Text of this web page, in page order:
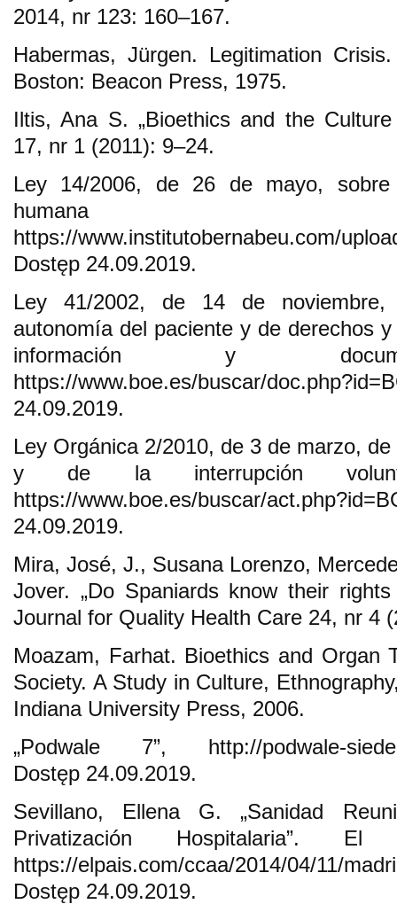
2014, nr 123: 160–167.
Habermas, Jürgen. Legitimation
Boston: Beacon Press, 1975.
Iltis, Ana S. „Bioethics and the
17, nr 1 (2011): 9–24.
Ley 14/2006, de 26 de mayo, sobre
humana
https://www.institutobernabeu.com/
Dostęp 24.09.2019.
Ley 41/2002, de 14 de
autonomía del paciente y de derechos
información y
https://www.boe.es/buscar/
24.09.2019.
Ley Orgánica 2/2010, de 3 de marzo,
y de la interrupción
https://www.boe.es/buscar/
24.09.2019.
Mira, José, J., Susana Lorenzo,
Jover. „Do Spaniards know their
Journal for Quality Health Care 24, nr 4
Moazam, Farhat. Bioethics and Organ
Society. A Study in Culture,
Indiana University Press, 2006.
„Podwale 7”, http://podwale-
Dostęp 24.09.2019.
Sevillano, Ellena G. „Sanidad
Privatización Hospitalaria”.
https://elpais.com/ccaa/2014/04/11/
Dostęp 24.09.2019.